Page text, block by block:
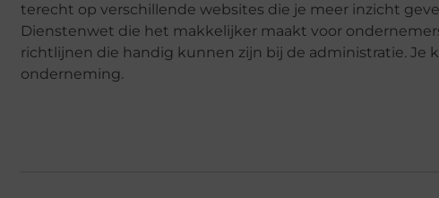
terecht op verschillende websites die je meer inzicht
Dienstenwet die het makkelijker maakt voor
richtlijnen die handig kunnen zijn bij de administratie. Je
onderneming.